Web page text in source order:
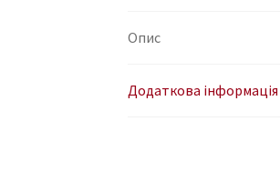
Опис
Додаткова інформація